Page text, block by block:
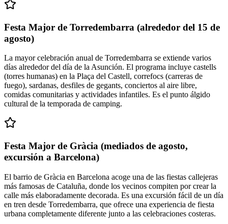
Festa Major de Torredembarra (alrededor del 15 de
agosto)
La mayor celebración anual de Torredembarra se extiende varios
días alrededor del día de la Asunción. El programa incluye castells
(torres humanas) en la Plaça del Castell, correfocs (carreras de
fuego), sardanas, desfiles de gegants, conciertos al aire libre,
comidas comunitarias y actividades infantiles. Es el punto álgido
cultural de la temporada de camping.
Festa Major de Gràcia (mediados de agosto,
excursión a Barcelona)
El barrio de Gràcia en Barcelona acoge una de las fiestas callejeras
más famosas de Cataluña, donde los vecinos compiten por crear la
calle más elaboradamente decorada. Es una excursión fácil de un día
en tren desde Torredembarra, que ofrece una experiencia de fiesta
urbana completamente diferente junto a las celebraciones costeras.